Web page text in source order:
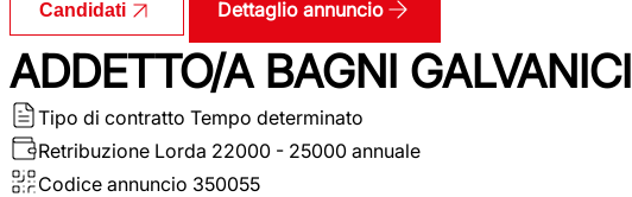
Candidati Dettaglio annuncio
ADDETTO/A BAGNI GALVANICI
Tipo di contratto Tempo determinato
Retribuzione Lorda 22000 - 25000 annuale
Codice annuncio 350055